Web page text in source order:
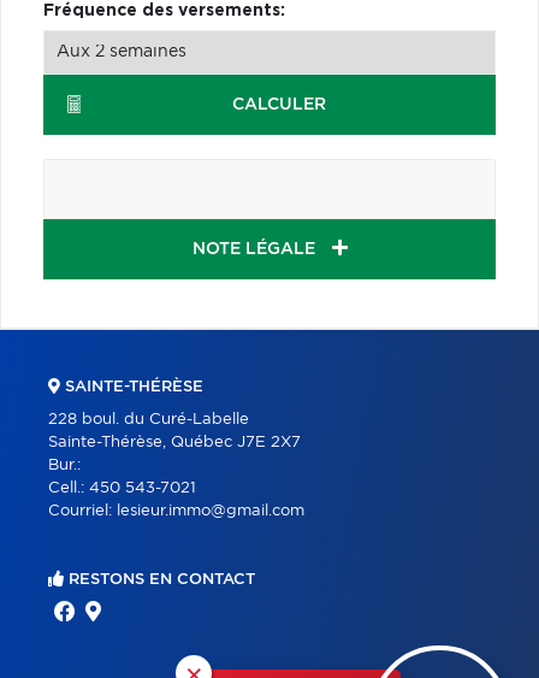
Fréquence des versements:
CALCULER
NOTE LÉGALE
SAINTE-THÉRÈSE
228 boul. du Curé-Labelle
Sainte-Thérèse, Québec J7E 2X7
Bur.:
Cell.: 450 543-7021
Courriel: lesieur.immo@gmail.com
RESTONS EN CONTACT